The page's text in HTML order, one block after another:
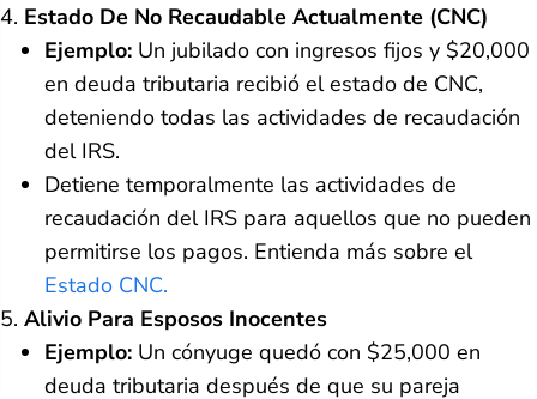
Estado De No Recaudable Actualmente (CNC)
Ejemplo: Un jubilado con ingresos fijos y $20,000
en deuda tributaria recibió el estado de CNC,
deteniendo todas las actividades de recaudación
del IRS.
Detiene temporalmente las actividades de
recaudación del IRS para aquellos que no pueden
permitirse los pagos. Entienda más sobre el
Estado CNC.
Alivio Para Esposos Inocentes
Ejemplo: Un cónyuge quedó con $25,000 en
deuda tributaria después de que su pareja